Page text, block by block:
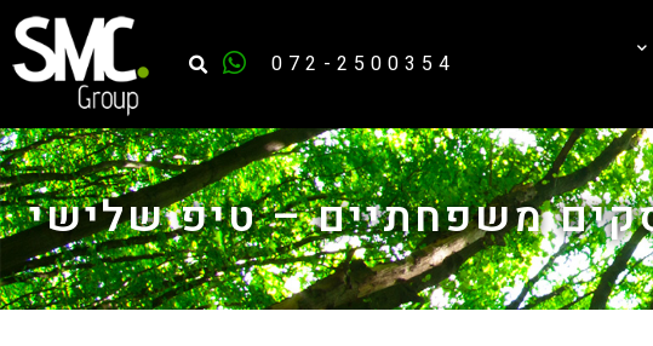
072-2500354
משפחתיים – טיפ שלישי